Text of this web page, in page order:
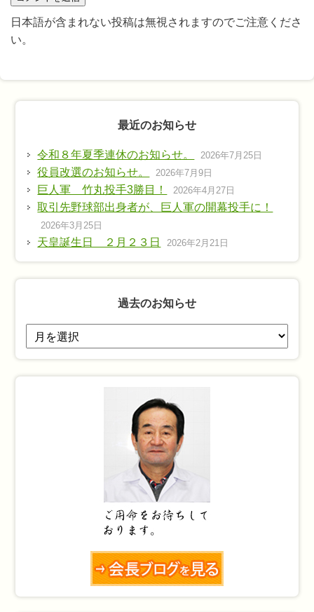
日本語が含まれない投稿は無視されますのでご注意くださ
い。
最近のお知らせ
令和８年夏季連休のお知らせ。 2026年7月25日
役員改選のお知らせ。 2026年7月9日
巨人軍 竹丸投手3勝目！ 2026年4月27日
取引先野球部出身者が、巨人軍の開幕投手に！
2026年3月25日
天皇誕生日 ２月２３日 2026年2月21日
過去のお知らせ
去